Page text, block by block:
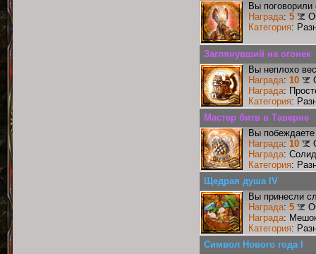
Вы
Награда: 5
Категория:
Заглянувший на огонек
Вы неплохо
Награда: 10
Награда:
Категория:
Мастер битв в Таверне
Вы
Награда: 10
Награда:
Категория:
Щедрая душа IV
Вы принесли
Награда: 5
Награда:
Категория:
Символ Нового года I